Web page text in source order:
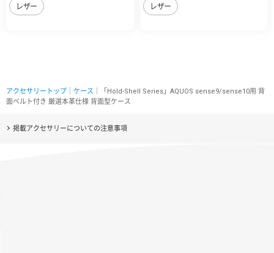
レザー レザー
アクセサリートップ ケース ｜「Hold-Shell Series」AQUOS sense9/sense10用 背
面ベルト付き 厳選本革仕様 背面型ケース
掲載アクセサリーについての注意事項